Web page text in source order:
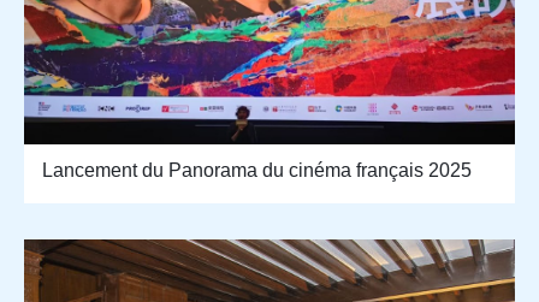
Lancement du Panorama du cinéma français 2025